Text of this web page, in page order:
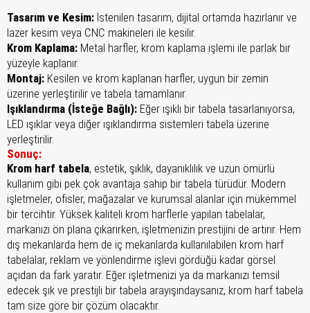
Tasarım ve Kesim: İstenilen tasarım, dijital ortamda hazırlanır ve
lazer kesim veya CNC makineleri ile kesilir.
Krom Kaplama: Metal harfler, krom kaplama işlemi ile parlak bir
yüzeyle kaplanır.
Montaj: Kesilen ve krom kaplanan harfler, uygun bir zemin
üzerine yerleştirilir ve tabela tamamlanır.
Işıklandırma (İsteğe Bağlı): Eğer ışıklı bir tabela tasarlanıyorsa,
LED ışıklar veya diğer ışıklandırma sistemleri tabela üzerine
yerleştirilir.
Sonuç:
Krom harf tabela, estetik, şıklık, dayanıklılık ve uzun ömürlü
kullanım gibi pek çok avantaja sahip bir tabela türüdür. Modern
işletmeler, ofisler, mağazalar ve kurumsal alanlar için mükemmel
bir tercihtir. Yüksek kaliteli krom harflerle yapılan tabelalar,
markanızı ön plana çıkarırken, işletmenizin prestijini de artırır. Hem
dış mekanlarda hem de iç mekanlarda kullanılabilen krom harf
tabelalar, reklam ve yönlendirme işlevi gördüğü kadar görsel
açıdan da fark yaratır. Eğer işletmenizi ya da markanızı temsil
edecek şık ve prestijli bir tabela arayışındaysanız, krom harf tabela
tam size göre bir çözüm olacaktır.